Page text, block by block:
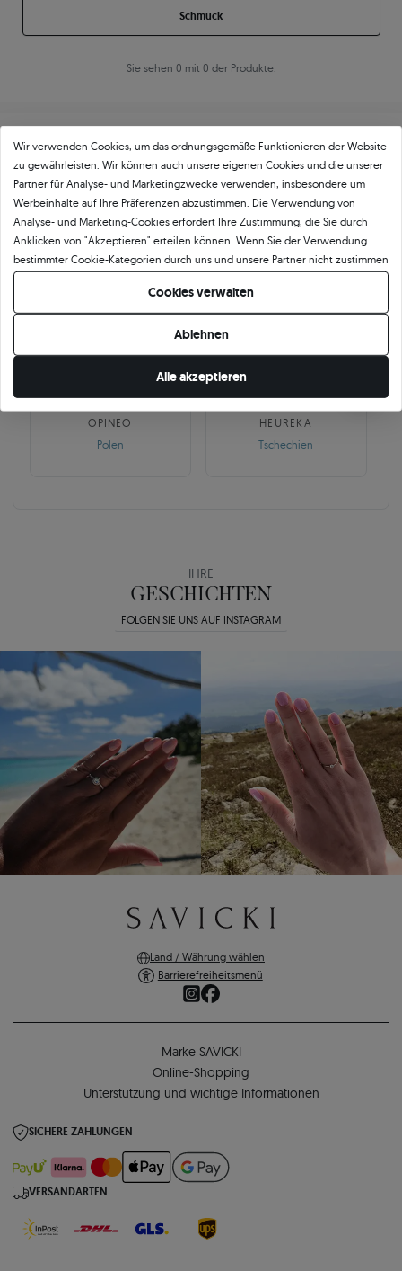
Schmuck
Sie sehen 0 mit 0 der Produkte.
Über11 4845★-Bewertungen in ganz
Europa
GEPRÜFTE BEWERTUNGEN UNSERER KUNDEN
10 468
OPINEO
Polen
252
HEUREKA
Tschechien
IHRE
GESCHICHTEN
FOLGEN SIE UNS AUF INSTAGRAM
Land / Währung wählen
Barrierefreiheitsmenü
Marke SAVICKI
Online-Shopping
Unterstützung und wichtige Informationen
SICHERE ZAHLUNGEN
VERSANDARTEN
Wir verwenden Cookies, um das ordnungsgemäße Funktionieren der Website
zu gewährleisten. Wir können auch unsere eigenen Cookies und die unserer
Partner für Analyse- und Marketingzwecke verwenden, insbesondere um
Werbeinhalte auf Ihre Präferenzen abzustimmen. Die Verwendung von
Analyse- und Marketing-Cookies erfordert Ihre Zustimmung, die Sie durch
Anklicken von "Akzeptieren" erteilen können. Wenn Sie der Verwendung
bestimmter Cookie-Kategorien durch uns und unsere Partner nicht zustimmen
möchten, klicken Sie auf "Lassen Sie mich wählen" und bestimmen Sie Ihre
Präferenzen. Sie können Ihre Zustimmung jederzeit widerrufen, indem Sie
Ihre Cookie-Einstellungen ändern.
Cookies verwalten
Ablehnen
Alle akzeptieren